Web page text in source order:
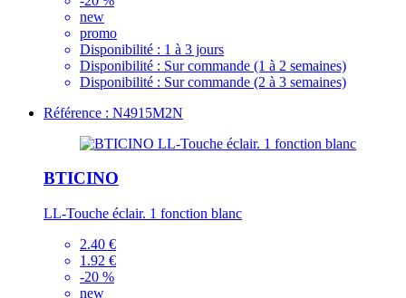
new
promo
Disponibilité : 1 à 3 jours
Disponibilité : Sur commande (1 à 2 semaines)
Disponibilité : Sur commande (2 à 3 semaines)
Référence : N4915M2N
BTICINO
LL-Touche éclair. 1 fonction blanc
2.40 €
1.92 €
-20 %
new